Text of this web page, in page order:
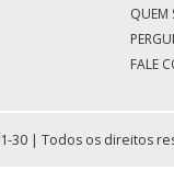
QUEM
FALE
30 | Todos os direitos